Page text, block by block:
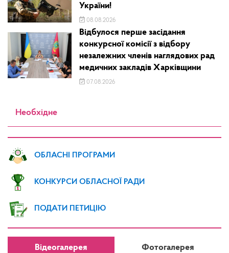
України!
08.08.2026
Відбулося перше засідання
конкурсної комісії з відбору
незалежних членів наглядових рад
медичних закладів Харківщини
07.08.2026
Необхідне
ОБЛАСНІ ПРОГРАМИ
КОНКУРСИ ОБЛАСНОЇ РАДИ
ПОДАТИ ПЕТИЦІЮ
Відеогалерея Фотогалерея